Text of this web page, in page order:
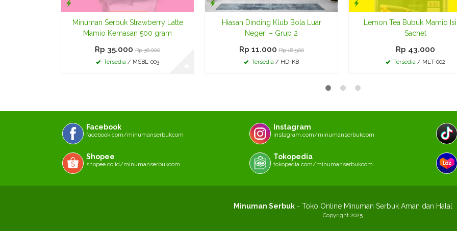
Minuman Serbuk Strawberry Latte
Mamio Kemasan 500 gram
Rp 35.000 Rp 36.000
Tersedia / MSBL-003
Hiasan Dinding Klub Bola Luar
Negeri – Grup 2
Rp 11.000 Rp 18.500
Tersedia / HD-KB
Lemon Tea Bubuk Mamio
Sachet
Rp 43.000
Tersedia / MLT-002
Facebook
facebook.com/minumanserbukcom
Instagram
instagram.com/minumanserbukcom
Shopee
shopee.co.id/minumanserbukcom
Tokopedia
tokopedia.com/minumanserbukcom
Minuman Serbuk- Toko Online Minuman Serbuk Aman dan Halal
Copyright 2025